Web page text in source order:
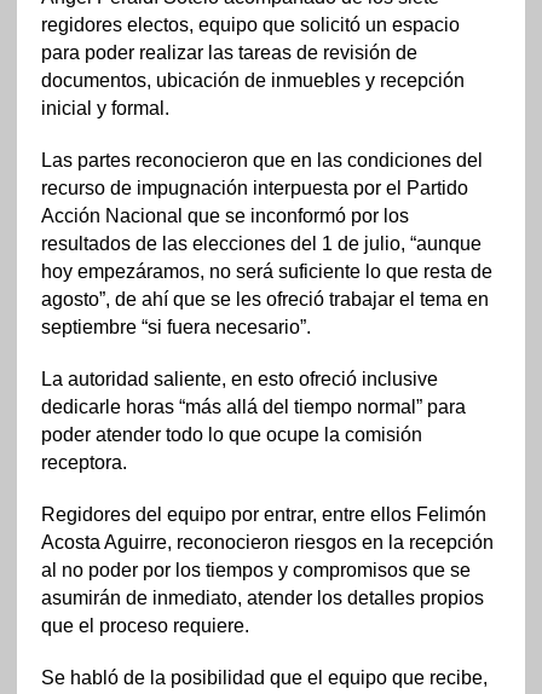
regidores electos, equipo que solicitó un espacio
para poder realizar las tareas de revisión de
documentos, ubicación de inmuebles y recepción
inicial y formal.
Las partes reconocieron que en las condiciones del
recurso de impugnación interpuesta por el Partido
Acción Nacional que se inconformó por los
resultados de las elecciones del 1 de julio, “aunque
hoy empezáramos, no será suficiente lo que resta de
agosto”, de ahí que se les ofreció trabajar el tema en
septiembre “si fuera necesario”.
La autoridad saliente, en esto ofreció inclusive
dedicarle horas “más allá del tiempo normal” para
poder atender todo lo que ocupe la comisión
receptora.
Regidores del equipo por entrar, entre ellos Felimón
Acosta Aguirre, reconocieron riesgos en la recepción
al no poder por los tiempos y compromisos que se
asumirán de inmediato, atender los detalles propios
que el proceso requiere.
Se habló de la posibilidad que el equipo que recibe,